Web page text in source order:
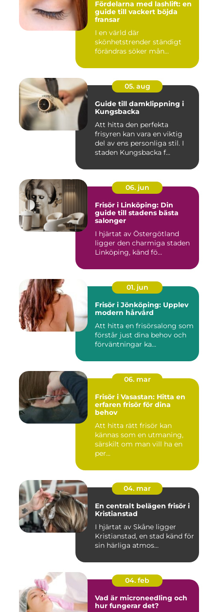
Fördelarna med lashlift: en
guide till vackert böjda
fransar
I en värld där
skönhetstrender ständigt
förändras söker mån...
05. aug
Guide till damklippning i
Kungsbacka
Att hitta den perfekta
frisyren kan vara en viktig
del av ens personliga stil. I
staden Kungsbacka f...
06. jun
Frisör i Linköping: Din
guide till stadens bästa
salonger
I hjärtat av Östergötland
ligger den charmiga staden
Linköping, känd fö...
01. jun
Frisör i Jönköping: Upplev
modern hårvård
Att hitta en frisörsalong som
förstår just dina behov och
förväntningar ka...
06. mar
Frisör i Vasastan: Hitta en
erfaren frisör för dina
behov
Att hitta rätt frisör kan
kännas som en utmaning,
särskilt om man vill ha en
per...
04. mar
En centralt belägen frisör i
Kristianstad
I hjärtat av Skåne ligger
Kristianstad, en stad känd för
sin härliga atmos...
04. feb
Vad är microneedling och
hur fungerar det?